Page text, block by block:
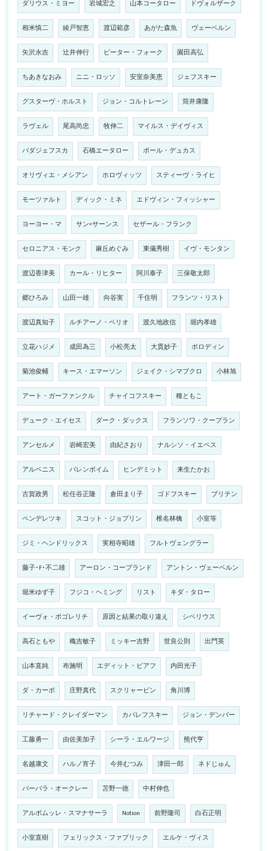
ダリウス・ミヨー 岩城宏之 山本コータロー ドヴォルザーク
相米慎二 綾戸智恵 渡辺範彦 あがた森魚 ヴェーベルン
矢沢永吉 辻井伸行 ピーター・フォーク 園田高弘
ちあきなおみ ニニ・ロッソ 安室奈美恵 ジェフスキー
グスターヴ・ホルスト ジョン・コルトレーン 筒井康隆
ラヴェル 尾高尚忠 牧伸二 マイルス・デイヴィス
バダジェフスカ 石橋エータロー ポール・デュカス
オリヴィエ・メシアン ホロヴィッツ スティーヴ・ライヒ
モーツァルト ディック・ミネ エドヴィン・フィッシャー
ヨーヨー・マ サン=サーンス セザール・フランク
セロニアス・モンク 麻丘めぐみ 東儀秀樹 イヴ・モンタン
渡辺香津美 カール・リヒター 阿川泰子 三保敬太郎
郷ひろみ 山田一雄 向谷実 千住明 フランツ・リスト
渡辺真知子 ルチアーノ・ベリオ 渡久地政信 堀内孝雄
立花ハジメ 成田為三 小松亮太 大貫妙子 ボロディン
菊池俊輔 キース・エマーソン ジェイク・シマブクロ 小林旭
アート・ガーファンクル チャイコフスキー 種ともこ
デューク・エイセス ダーク・ダックス フランソワ・クープラン
アンセルメ 岩崎宏美 由紀さおり ナルシソ・イエペス
アルベニス バレンボイム ヒンデミット 来生たかお
古賀政男 松任谷正隆 倉田まり子 ゴドフスキー ブリテン
ペンデレツキ スコット・ジョプリン 椎名林檎 小室等
ジミ・ヘンドリックス 実相寺昭雄 フルトヴェングラー
藤子･F･不二雄 アーロン・コープランド アントン・ヴェーベルン
堀米ゆず子 フジコ・ヘミング リスト キダ・タロー
イーヴォ・ポゴレリチ 原因と結果の取り違え シベリウス
高石ともや 穐吉敏子 ミッキー吉野 世良公則 出門英
山本直純 布施明 エディット・ピアフ 内田光子
ダ・カーポ 庄野真代 スクリャービン 角川博
リチャード・クレイダーマン カバレフスキー ジョン・デンバー
工藤勇一 由佐美加子 シーラ・エルワージ 熊代亨
名越康文 ハルノ宵子 今井むつみ 津田一郎 ネドじゅん
バーバラ・オークレー 苫野一徳 中村伸也
アルボムッレ・スマナサーラ Notion 前野隆司 白石正明
小室直樹 フェリックス・ファブリック エルケ・ヴィス